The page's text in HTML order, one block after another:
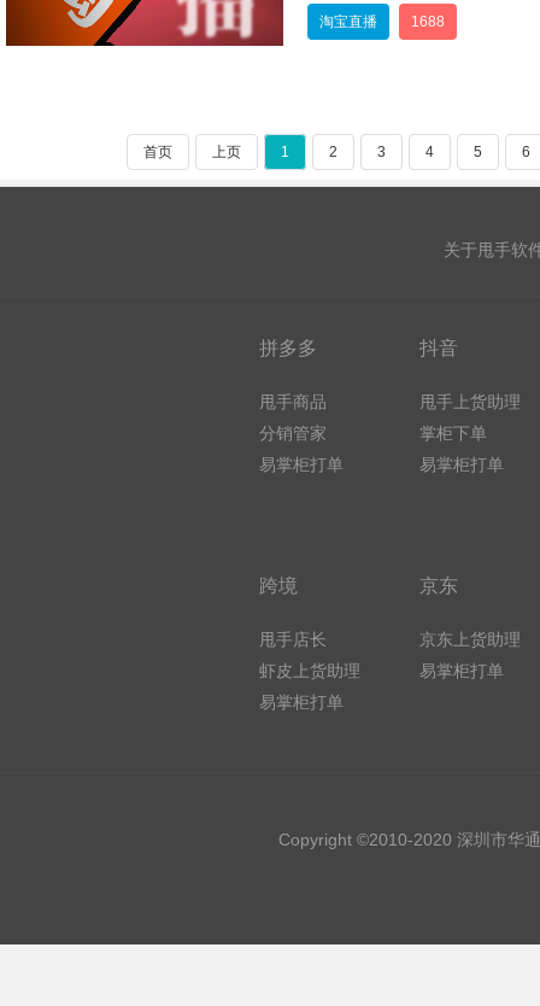
淘宝直播 1688
首页 上页 1 2 3 4 5 6
关于甩手软
拼多多
甩手商品
分销管家
易掌柜打单
抖音
甩手上货助理
掌柜下单
易掌柜打单
跨境
甩手店长
虾皮上货助理
易掌柜打单
京东
京东上货助理
易掌柜打单
Copyright ©2010-2020 深圳市华